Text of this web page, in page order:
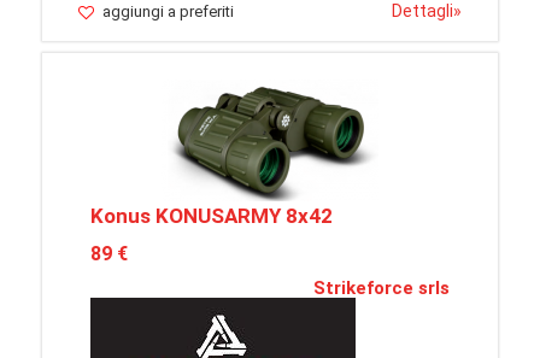
aggiungi a preferiti Dettagli»
Konus KONUSARMY 8x42
89 €
Strikeforce srls